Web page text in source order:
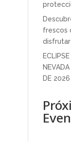
frescos
DE 2026